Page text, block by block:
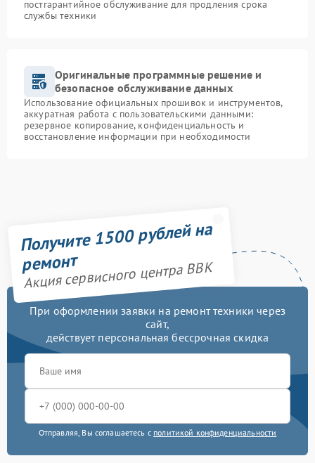
постгарантийное обслуживание для продления срока
службы техники
Оригинальные программные решение и
безопасное обслуживание данных
Использование официальных прошивок и инструментов,
аккуратная работа с пользовательскими данными:
резервное копирование, конфиденциальность и
восстановление информации при необходимости
Получите 1500 рублей на
ремонт
Акция сервисного центра BBK
При оформлении заявки на ремонт техники через
сайт,
действует персональная бессрочная скидка
Отправляя, Вы соглашаетесь с политикой конфиденциальности